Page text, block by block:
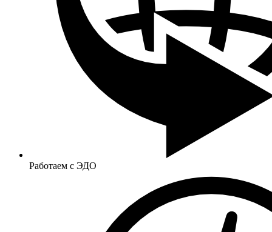
Работаем с ЭДО